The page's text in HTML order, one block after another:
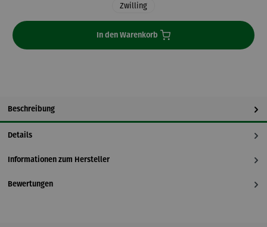
Zwilling
In den Warenkorb
Beschreibung
Details
Informationen zum Hersteller
Bewertungen